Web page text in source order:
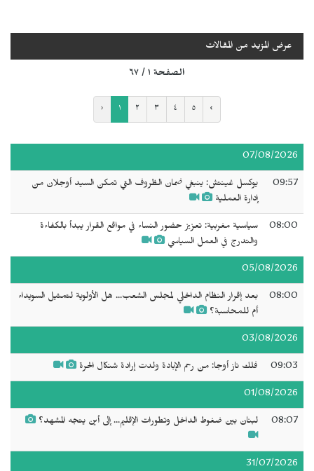
عرض المزيد من المقالات
الصفحة ١ / ٦٧
‹ ١ ٢ ٣ ٤ ٥ ›
07/08/2026
09:57
يوكسل غينتش: ينبغي ضمان الظروف التي تمكن السيد أوجلان من
إدارة العملية
08:00
سياسية مغربية: تعزيز حضور النساء في مواقع القرار يبدأ بالكفاءة
والتدرج في العمل السياسي
05/08/2026
08:00
بعد إقرار النظام الداخلي لمجلس الشعب... هل الأولوية لتمثيل السويداء
أم للمحاسبة؟
03/08/2026
09:03 فلك ناز أوجا: من رحم الإبادة ولدت إرادة شنكال الحرة
01/08/2026
08:07 لبنان بين ضغوط الداخل وتطورات الإقليم... إلى أين يتجه المشهد؟
31/07/2026